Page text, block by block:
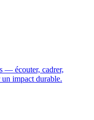
— écouter, cadrer,
impact durable.